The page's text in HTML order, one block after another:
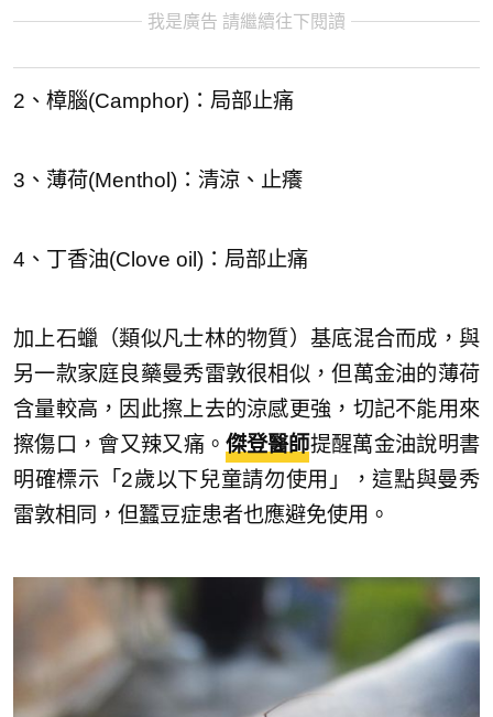
我是廣告 請繼續往下閱讀
2、樟腦(Camphor)：局部止痛
3、薄荷(Menthol)：清涼、止癢
4、丁香油(Clove oil)：局部止痛
加上石蠟（類似凡士林的物質）基底混合而成，與
另一款家庭良藥曼秀雷敦很相似，但萬金油的薄荷
含量較高，因此擦上去的涼感更強，切記不能用來
擦傷口，會又辣又痛。傑登醫師提醒萬金油說明書
明確標示「2歲以下兒童請勿使用」，這點與曼秀
雷敦相同，但蠶豆症患者也應避免使用。